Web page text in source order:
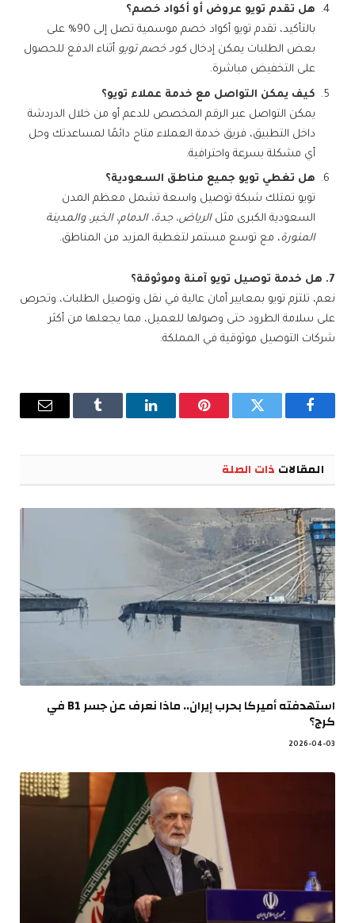
هل تقدم تويو عروض أو أكواد خصم؟
بالتأكيد، تقدم تويو أكواد خصم موسمية تصل إلى 90% على
بعض الطلبات يمكن إدخال كود خصم تويو أثناء الدفع للحصول
على التخفيض مباشرة.
كيف يمكن التواصل مع خدمة عملاء تويو؟
يمكن التواصل عبر الرقم المخصص للدعم أو من خلال الدردشة
داخل التطبيق، فريق خدمة العملاء متاح دائمًا لمساعدتك وحل
أي مشكلة بسرعة واحترافية.
هل تغطي تويو جميع مناطق السعودية؟
تويو تمتلك شبكة توصيل واسعة تشمل معظم المدن
السعودية الكبرى مثلالرياض، جدة، الدمام، الخبر، والمدينة
المنورة، مع توسع مستمر لتغطية المزيد من المناطق.
7. هل خدمة توصيل تويو آمنة وموثوقة؟
نعم، تلتزم تويو بمعايير أمان عالية في نقل وتوصيل الطلبات، وتحرص
على سلامة الطرود حتى وصولها للعميل، مما يجعلها من أكثر
شركات التوصيل موثوقية في المملكة.
فيسبوك تويتر بينتيريستلينكدإن Tumblr
البريد
المقالات ذات الصلة
استهدفته أميركا بحرب إيران.. ماذا نعرف عن جسر B1 في
كرج؟
2026-04-03